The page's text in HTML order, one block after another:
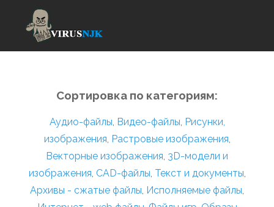
Сортировка по категориям:
Аудио-файлы, Видео-файлы, Рисунки,
изображения, Растровые изображения,
Векторные изображения, 3D-модели и
изображения, CAD-файлы, Текст и документы,
Архивы - сжатые файлы, Исполняемые файлы,